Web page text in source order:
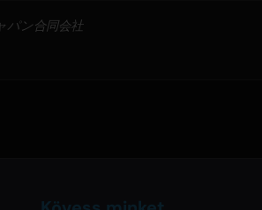
パン合同会社